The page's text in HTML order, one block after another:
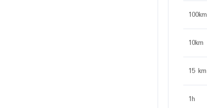
100km
10km
15 km
1h